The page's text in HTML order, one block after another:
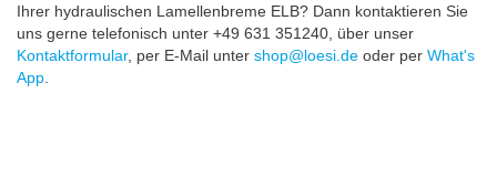
Ihrer hydraulischen Lamellenbreme ELB? Dann kontaktieren Sie
uns gerne telefonisch unter +49 631 351240, über unser
Kontaktformular, per E-Mail unter shop@loesi.de oder per What's
App.